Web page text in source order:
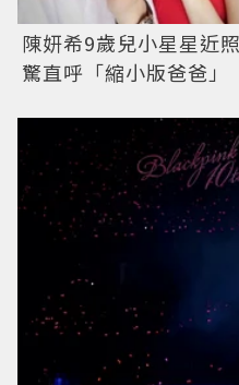
陳妍希9歲兒小星星近
驚直呼「縮小版爸爸」